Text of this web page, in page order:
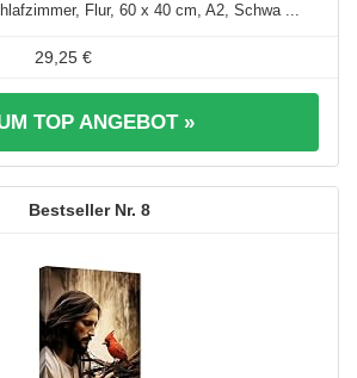
Flur, 60 x 40 cm, A2, Schwa ...
29,25 €
TOP ANGEBOT »
8